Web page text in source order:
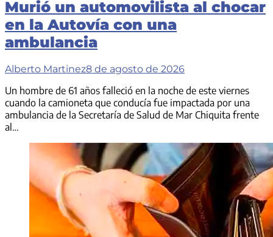
Murió un automovilista al chocar
en la Autovía con una
ambulancia
Alberto Martinez8 de agosto de 2026
Un hombre de 61 años falleció en la noche de este viernes
cuando la camioneta que conducía fue impactada por una
ambulancia de la Secretaría de Salud de Mar Chiquita frente
al…